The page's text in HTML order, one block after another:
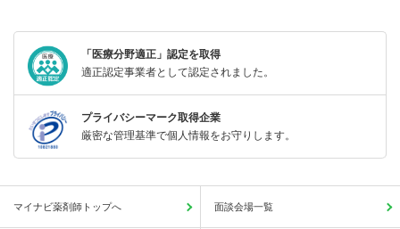
「医療分野適正」認定を取得
適正認定事業者として認定されました。
プライバシーマーク取得企業
厳密な管理基準で個人情報をお守りします。
マイナビ薬剤師トップへ 面談会場一覧